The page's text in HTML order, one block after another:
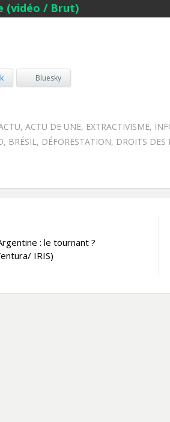
(vidéo / Brut)
Bluesky
, ACTU DE UNE, EXTRACTIVISME,
, BRÉSIL , DÉFORESTATION, DROITS DES
: le tournant ?
IRIS)